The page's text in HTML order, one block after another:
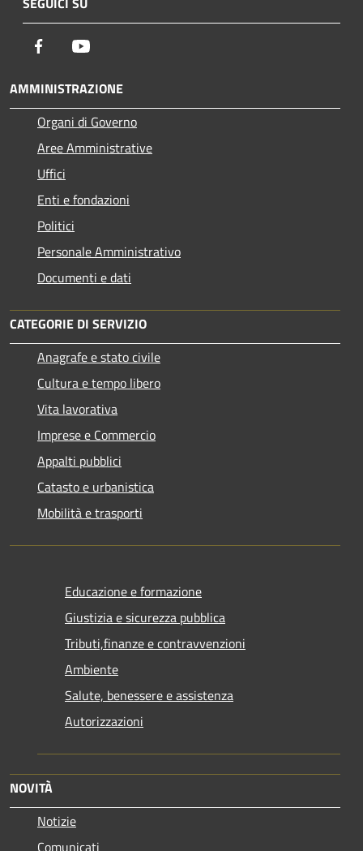
Facebook
AMMINISTRAZIONE
Organi di Governo
Aree Amministrative
Uffici
Enti e fondazioni
Politici
Personale Amministrativo
Documenti e dati
CATEGORIE DI SERVIZIO
Anagrafe e stato civile
Cultura e tempo libero
Vita lavorativa
Imprese e Commercio
Appalti pubblici
Catasto e urbanistica
Mobilità e trasporti
Educazione e formazione
Giustizia e sicurezza pubblica
Tributi,finanze e contravvenzioni
Ambiente
Salute, benessere e assistenza
Autorizzazioni
NOVITÀ
Notizie
Comunicati